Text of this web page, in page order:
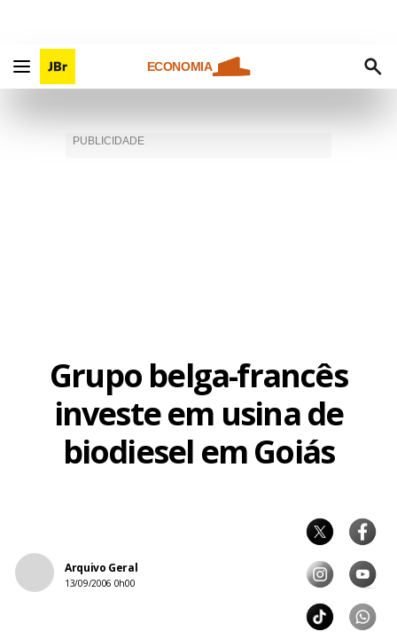
ECONOMIA
Grupo belga-francês
investe em usina de
biodiesel em Goiás
Arquivo Geral
13/09/2006 0h00